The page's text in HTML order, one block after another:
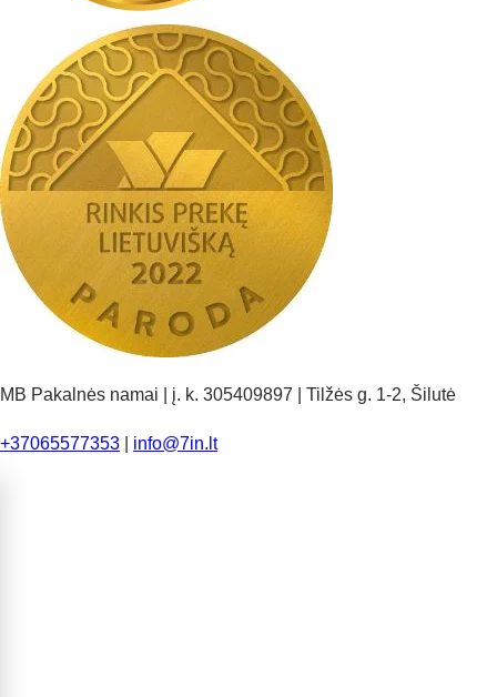
MB Pakalnės namai | į. k. 305409897 | Tilžės g. 1-2, Šilutė
+37065577353 info@7in.lt